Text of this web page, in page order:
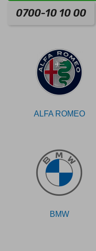
0700-10 10 00
ALFA ROMEO
BMW